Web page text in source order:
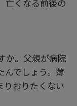
亡くなる前後の
か。父親が病院
んでしょう。薄
りおりたくない